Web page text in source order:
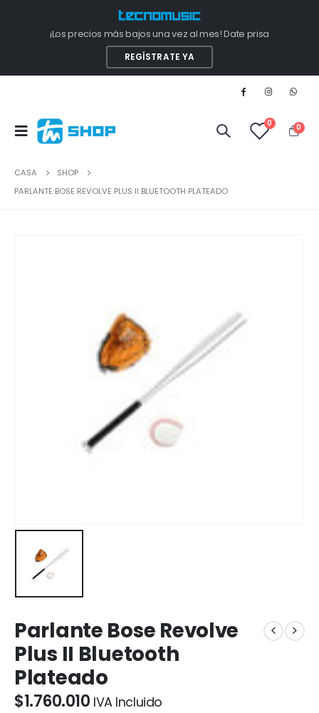
¡Los precios más bajos una vez al mes! Date prisa
REGÍSTRATE YA
0 0
CASA
SHOP
PARLANTE BOSE REVOLVE PLUS II BLUETOOTH PLATEADO
Parlante Bose Revolve
Plus II Bluetooth
Plateado
$1.760.010 IVA Incluido